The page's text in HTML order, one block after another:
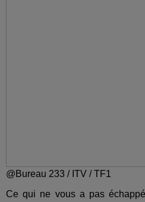
@Bureau 233 / ITV / TF1
Ce qui ne vous a pas